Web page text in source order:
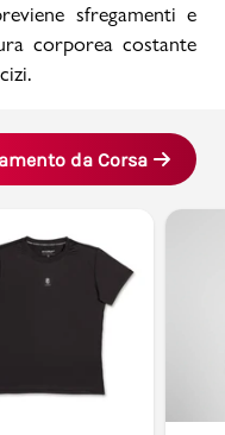
sfregamenti e
corporea costante
da Corsa